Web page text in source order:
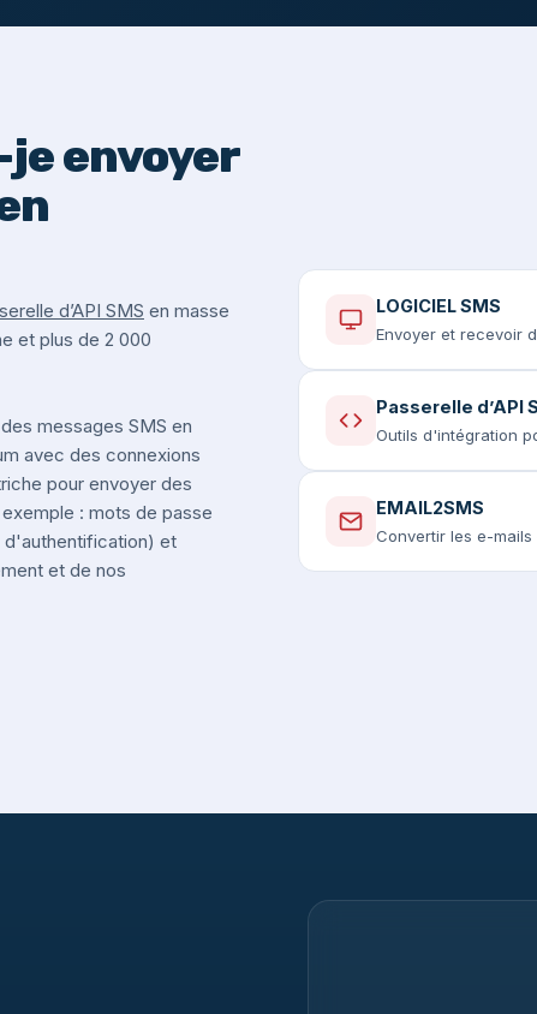
envoyer
d’API SMS en masse
et plus de 2 000
messages SMS en
avec des connexions
pour envoyer des
: mots de passe
d'authentification) et
et de nos
LOGICIEL SMS
Envoyer et recevoir
Passerelle d’API
Outils d'intégration
EMAIL2SMS
Convertir les e-mails